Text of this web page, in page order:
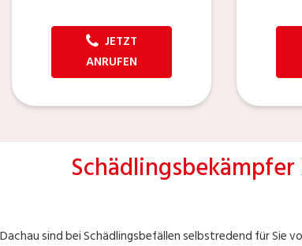
JETZT
ANRUFEN
Schädlingsbekämpfer
sind bei Schädlingsbefällen selbstredend für Sie